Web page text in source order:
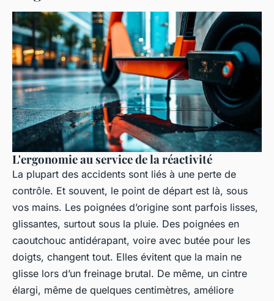
L'ergonomie au service de la réactivité
La plupart des accidents sont liés à une perte de
contrôle. Et souvent, le point de départ est là, sous
vos mains. Les poignées d’origine sont parfois lisses,
glissantes, surtout sous la pluie. Des poignées en
caoutchouc antidérapant, voire avec butée pour les
doigts, changent tout. Elles évitent que la main ne
glisse lors d’un freinage brutal. De même, un cintre
élargi, même de quelques centimètres, améliore